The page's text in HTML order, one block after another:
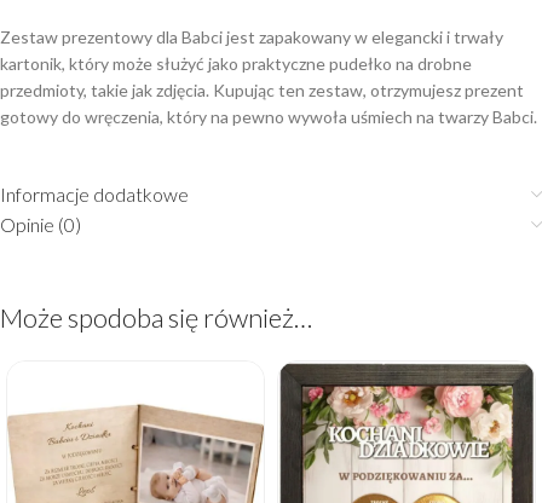
Zestaw prezentowy dla Babci jest zapakowany w elegancki i trwały
kartonik, który może służyć jako praktyczne pudełko na drobne
przedmioty, takie jak zdjęcia. Kupując ten zestaw, otrzymujesz prezent
gotowy do wręczenia, który na pewno wywoła uśmiech na twarzy Babci.
Informacje dodatkowe
Opinie (0)
Może spodoba się również…